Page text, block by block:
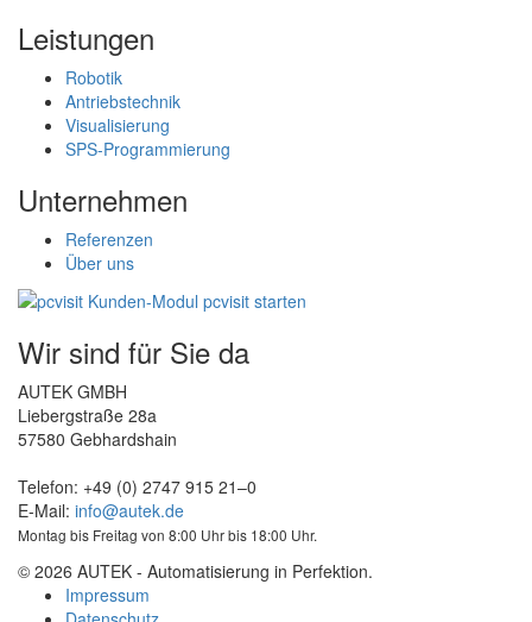
Leistungen
Robotik
Antriebstechnik
Visualisierung
SPS-Programmierung
Unternehmen
Referenzen
Über uns
Wir sind für Sie da
AUTEK GMBH
Liebergstraße 28a
57580 Gebhardshain
Telefon: +49 (0) 2747 915 21–0
E-Mail: info@autek.de
Montag bis Freitag von 8:00 Uhr bis 18:00 Uhr.
© 2026 AUTEK - Automatisierung in Perfektion.
Impressum